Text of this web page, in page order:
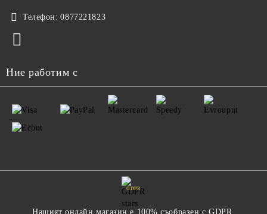
Телефон: 0877221823
Ние работим с
GDPR
Нашият онлайн магазин е 100% съобразен с GDPR.